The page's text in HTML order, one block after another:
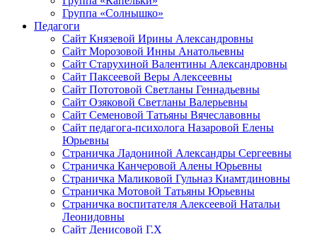
Группа «Солнышко»
Педагоги
Сайт Князевой Ирины Александровны
Сайт Морозовой Инны Анатольевны
Сайт Старухиной Валентины Александровны
Сайт Паксеевой Веры Алексеевны
Сайт Пототовой Светланы Геннадьевны
Сайт Озяковой Светланы Валерьевны
Сайт Семеновой Татьяны Вячеславовны
Сайт педагога-психолога Назаровой Елены
Юрьевны
Страничка Ладониной Александры Сергеевны
Страничка Канчеровой Алены Юрьевны
Страничка Маликовой Гульназ Киамтдиновны
Страничка Мотовой Татьяны Юрьевны
Cтраничка воспитателя Алексеевой Натальи
Леонидовны
Сайт Денисовой Г.Х